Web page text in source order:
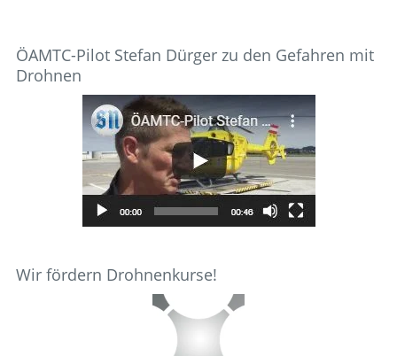
ÖAMTC-Pilot Stefan Dürger zu den Gefahren mit
Drohnen
Wir fördern Drohnenkurse!